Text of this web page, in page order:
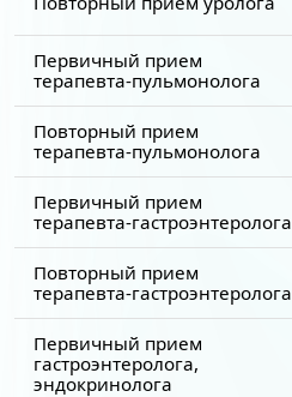
Первичный прием
терапевта-пульмонолога
Повторный прием
терапевта-пульмонолога
Первичный прием
терапевта-гастроэнтеролога
Повторный прием
терапевта-гастроэнтеролога
Первичный прием
гастроэнтеролога,
эндокринолога